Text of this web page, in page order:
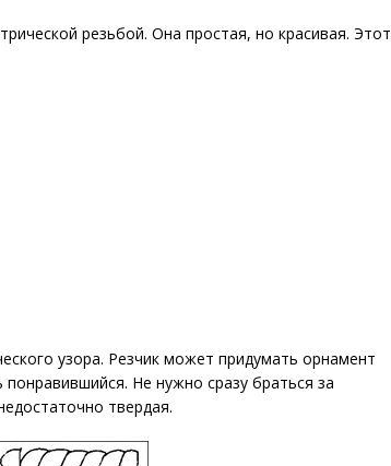
резьбой. Она простая, но красивая. Этот
узора. Резчик может придумать орнамент
Не нужно сразу браться за
твердая.